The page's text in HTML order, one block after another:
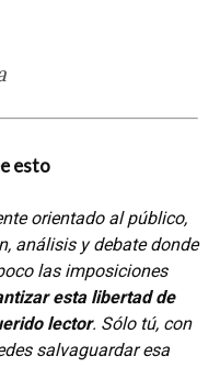
esto
orientado al público,
análisis y debate donde
las imposiciones
esta libertad de
lector. Sólo tú, con
salvaguardar esa